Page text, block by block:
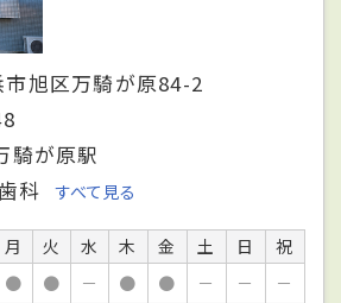
旭区万騎が原84-2
騎が原駅
科 すべて見る
月 火 水 木 金 土 日
祝
● ● － ● ● － －
－